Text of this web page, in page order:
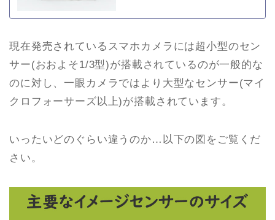
現在発売されているスマホカメラには超小型のセン
サー(おおよそ1/3型)が搭載されているのが一般的な
のに対し、一眼カメラではより大型なセンサー(マイ
クロフォーサーズ以上)が搭載されています。
いったいどのぐらい違うのか…以下の図をご覧くだ
さい。